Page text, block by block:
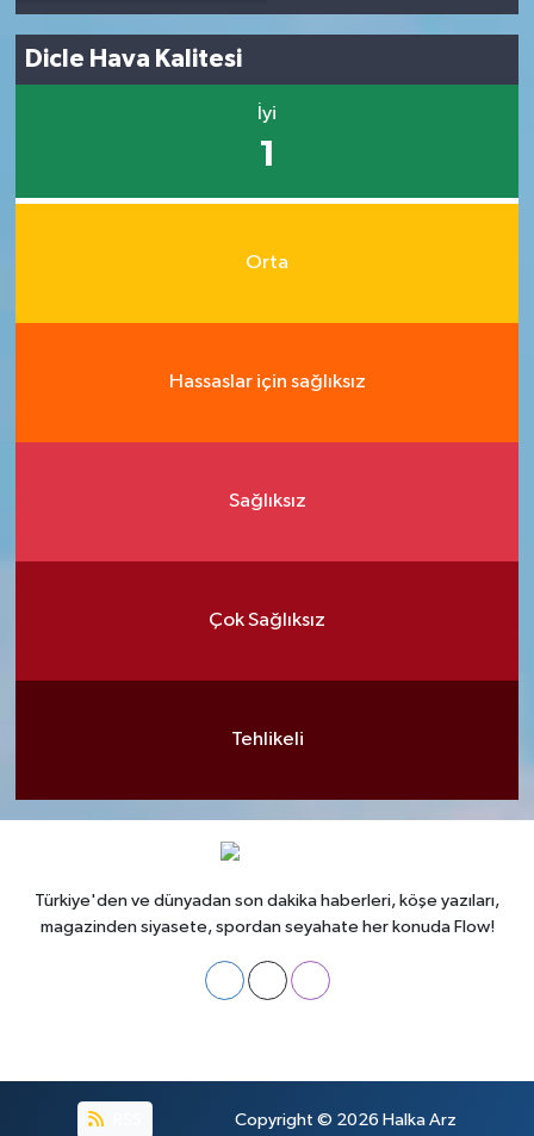
Dicle Hava Kalitesi
İyi
1
Orta
Hassaslar için sağlıksız
Sağlıksız
Çok Sağlıksız
Tehlikeli
Türkiye'den ve dünyadan son dakika haberleri, köşe yazıları,
magazinden siyasete, spordan seyahate her konuda Flow!
Copyright © 2026 Halka Arz